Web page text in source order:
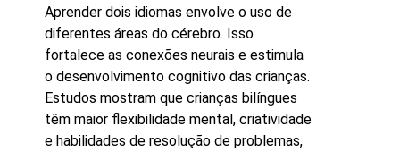
Aprender dois idiomas envolve o uso de
diferentes áreas do cérebro. Isso
fortalece as conexões neurais e estimula
o desenvolvimento cognitivo das crianças.
Estudos mostram que crianças bilíngues
têm maior flexibilidade mental, criatividade
e habilidades de resolução de problemas,